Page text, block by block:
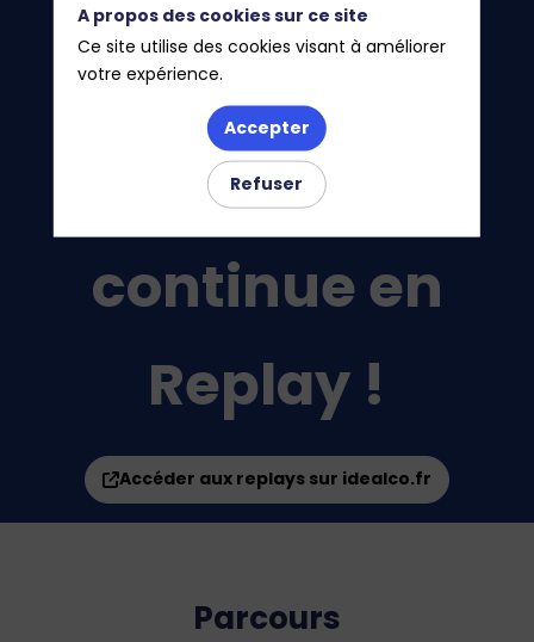
par les supports de présentation PDF.
CGLE 2026 :
L'Expérience
continue en
Replay !
Accéder aux replays sur idealco.fr
Parcours
A propos des cookies sur ce site
Ce site utilise des cookies visant à améliorer
votre expérience.
Accepter
Refuser